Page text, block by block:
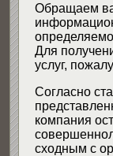
Обращаем
Для
услуг,
Согласно
компания
сходным с